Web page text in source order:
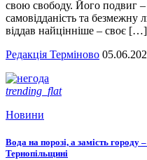
свою свободу. Його подвиг –
самовідданість та безмежну
віддав найцінніше – своє […]
Редакція Терміново
trending_flat
Новини
Вода на порозі, а замість городу
Тернопільщині